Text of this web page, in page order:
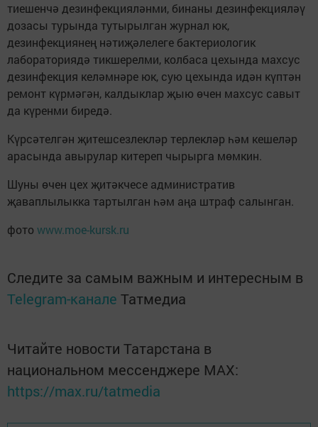
тиешенчә дезинфекцияләнми, бинаны дезинфекцияләү
дозасы турында тутырылган журнал юк,
дезинфекциянең нәтиҗәлелеге бактериологик
лабораториядә тикшерелми, колбаса цехында махсус
дезинфекция келәмнәре юк, сую цехында идән күптән
ремонт күрмәгән, калдыклар җыю өчен махсус савыт
да күренми биредә.
Күрсәтелгән җитешсезлекләр терлекләр һәм кешеләр
арасында авырулар китереп чырырга мөмкин.
Шуны өчен цех җитәкчесе административ
җаваплылыкка тартылган һәм аңа штраф салынган.
фото www.moe-kursk.ru
Следите за самым важным и интересным в
Telegram-канале Татмедиа
Читайте новости Татарстана в
национальном мессенджере MАХ:
https://max.ru/tatmedia